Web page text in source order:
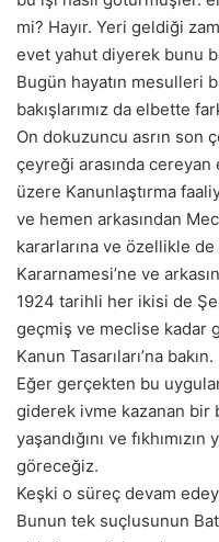
mi? Hayır. Yeri geldiği
evet yahut diyerek bunu
Bugün hayatın mesulleri
bakışlarımız da elbette
On dokuzuncu asrın son
çeyreği arasında
üzere Kanunlaştırma
ve hemen arkasından
kararlarına ve özellikle
Kararnamesi’ne ve
1924 tarihli her ikisi de
geçmiş ve meclise kadar
Kanun Tasarıları’na bakın.
Eğer gerçekten bu
giderek ivme kazanan
yaşandığını ve
göreceğiz.
Keşki o süreç devam
Bunun tek suçlusunun